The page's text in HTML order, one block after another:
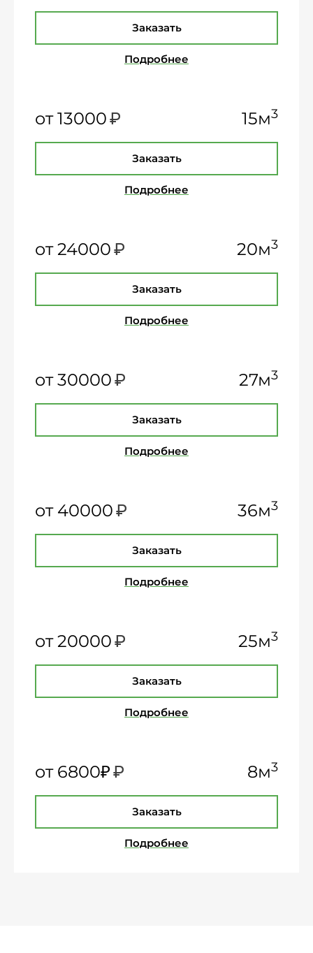
Заказать
Подробнее
от 13000 ₽ 15м3
Заказать
Подробнее
от 24000 ₽ 20м3
Заказать
Подробнее
от 30000 ₽ 27м3
Заказать
Подробнее
от 40000 ₽ 36м3
Заказать
Подробнее
от 20000 ₽ 25м3
Заказать
Подробнее
от 6800₽ ₽ 8м3
Заказать
Подробнее